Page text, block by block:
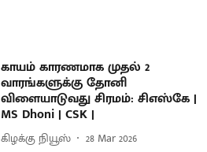
காயம் காரணமாக முதல் 2
வாரங்களுக்கு தோனி
விளையாடுவது சிரமம்: சிஎஸ்கே |
MS Dhoni | CSK |
கிழக்கு நியூஸ் 28 Mar 2026